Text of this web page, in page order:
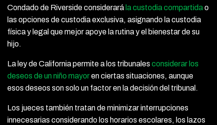
Condado de Riverside considerará la custodia compartidao
las opciones de custodia exclusiva, asignando la custodia
física y legal que mejor apoye la rutina y el bienestar de su
hijo.
La ley de California permite a los tribunales considerar los
deseos de un niño mayoren ciertas situaciones, aunque
esos deseos son solo un factor en la decisión del tribunal.
Los jueces también tratan de minimizar interrupciones
innecesarias considerando los horarios escolares, los lazos